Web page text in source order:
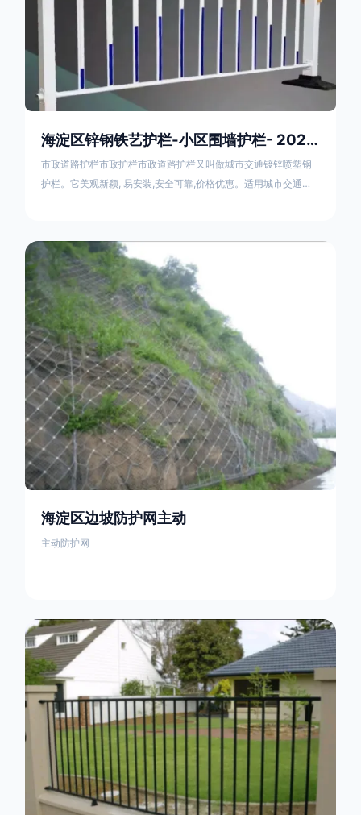
海淀区锌钢铁艺护栏-小区围墙护栏- 2025年17631598285新报价
市政道路护栏市政护栏市政道路护栏又叫做城市交通镀锌喷塑钢
护栏。它美观新颖, 易安装,安全可靠,价格优惠。适用城市交通要
隔离栏，市政道路隔离护栏，人行道路护栏，机动与非机动隔离
护栏、道路中心隔离护栏、带广告牌道路隔离护栏、河道安全护
栏、草坪花坛护栏等市政道路隔离护栏规格齐全、品种多，可以
任
海淀区边坡防护网主动
主动防护网